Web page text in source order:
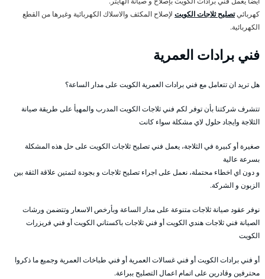
كهربائيتصليح ثلاجات الكويت لإصلاح المكثف والاسلاك الكهربائية وغيرها من القطع
الكهربائية.
فني برادات العمرية
هل تريد ان تتعامل مع فني برادات العمرية الكويت على مدار الساعة؟
تتشرف شركتنا بأن توفر لكم فني ثلاجات الكويت المدرب والمهيأ على طريقة صيانة
الثلاجة وايجاد حلول لاي مشكلة سواء كانت
صغيرة أو كبيرة في الثلاجة، يعمل فني تصليح ثلاجات الكويت على حل هذه المشكلة
بسرعة عالية
و دون اي اخطاء محتملة، نعمل على اجراء تصليح ثلاجات و بجودة لتمتين علاقة الثقة بين
الزبون و الشركة.
نوفر عقود صيانة ثلاجات متنوعة على مدار الساعة وبأرخص الاسعار وتتضمن ورشات
الصيانة فني ثلاجات هندي الكويت أو فني ثلاجات باكستاني الكويت أو فني فريزرات
الكويت
أو فني برادات الكويت أو فني غسالات العمرية أو فني طباخات العمرية وجميع ما ذكروا
محترفين وقادرين على اتمام اعمال التصليح ببراعة.